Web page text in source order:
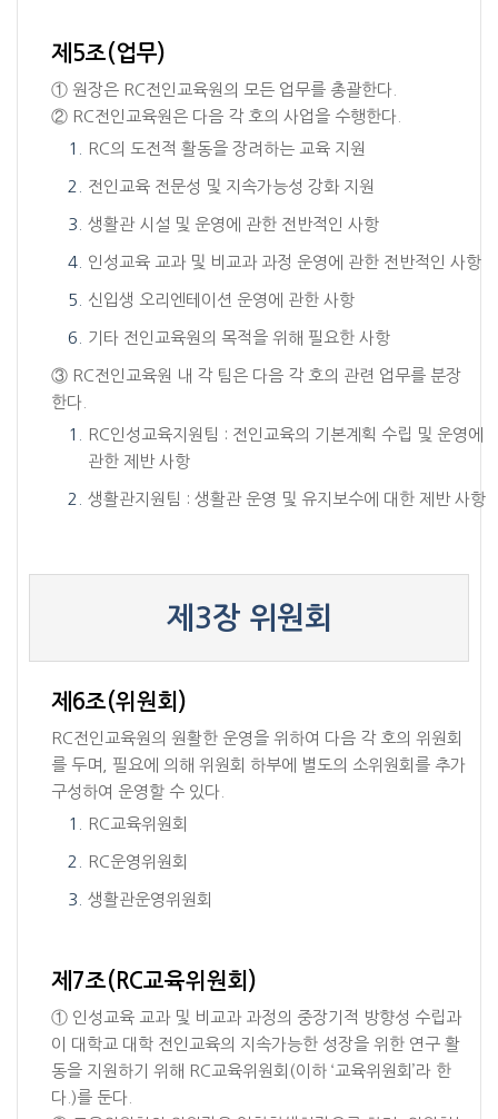
제5조(업무)
① 원장은 RC전인교육원의 모든 업무를 총괄한다.
② RC전인교육원은 다음 각 호의 사업을 수행한다.
RC의 도전적 활동을 장려하는 교육 지원
전인교육 전문성 및 지속가능성 강화 지원
생활관 시설 및 운영에 관한 전반적인 사항
인성교육 교과 및 비교과 과정 운영에 관한 전반적인 사항
신입생 오리엔테이션 운영에 관한 사항
기타 전인교육원의 목적을 위해 필요한 사항
③ RC전인교육원 내 각 팀은 다음 각 호의 관련 업무를 분장
한다.
RC인성교육지원팀 : 전인교육의 기본계획 수립 및 운영에
관한 제반 사항
생활관지원팀 : 생활관 운영 및 유지보수에 대한 제반 사항
제3장 위원회
제6조(위원회)
RC전인교육원의 원활한 운영을 위하여 다음 각 호의 위원회
를 두며, 필요에 의해 위원회 하부에 별도의 소위원회를 추가
구성하여 운영할 수 있다.
RC교육위원회
RC운영위원회
생활관운영위원회
제7조(RC교육위원회)
① 인성교육 교과 및 비교과 과정의 중장기적 방향성 수립과
이 대학교 대학 전인교육의 지속가능한 성장을 위한 연구 활
동을 지원하기 위해 RC교육위원회(이하 ‘교육위원회’라 한
다.)를 둔다.